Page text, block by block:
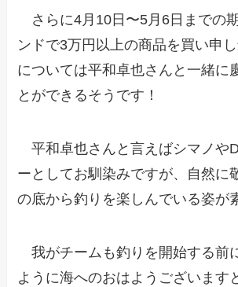
さらに4月10日〜5月6日までの
ンドで3万円以上の商品を買い申
については平和卓也さんと一緒に
とができるそうです！
平和卓也さんと言えばシマノや
ーとしてお馴染みですが、自然に
の底から釣りを楽しんでいる姿
我がチームも釣りを開始する前
ように海へのおはようございます